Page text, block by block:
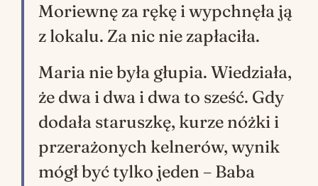
Moriewnę za rękę i wypchnęła ją
z lokalu. Za nic nie zapłaciła.
Maria nie była głupia. Wiedziała,
że dwa i dwa i dwa to sześć. Gdy
dodała staruszkę, kurze nóżki i
przerażonych kelnerów, wynik
mógł być tylko jeden – Baba